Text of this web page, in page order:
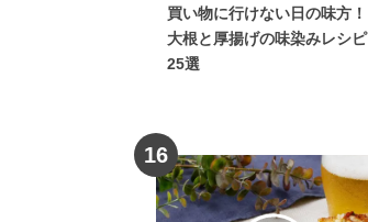
買い物に行けない日の味方！
大根と厚揚げの味染みレシピ
25選
16